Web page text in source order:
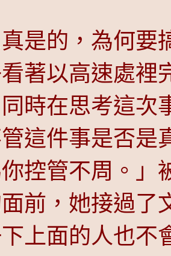
是的，為何要
著以高速處裡
時在思考這
這件事是否是
你控管不周。
前，她接過了
下上面的人也